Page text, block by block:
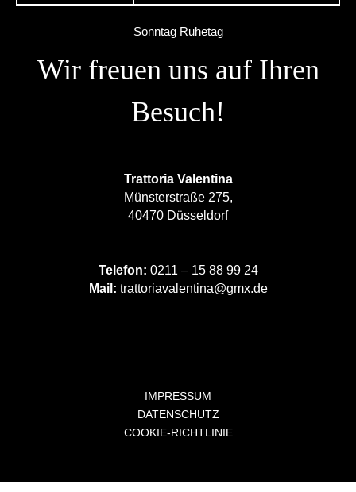
Sonntag Ruhetag
Wir freuen uns auf Ihren
Besuch!
Trattoria Valentina
Münsterstraße 275,
40470 Düsseldorf
Telefon: 0211 – 15 88 99 24
Mail: trattoriavalentina@gmx.de
IMPRESSUM
DATENSCHUTZ
COOKIE-RICHTLINIE